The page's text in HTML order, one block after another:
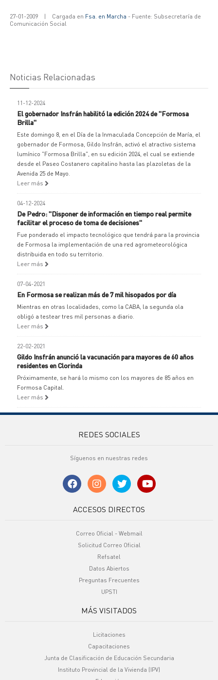
27-01-2009 | Cargada en Fsa. en Marcha - Fuente: Subsecretaría de
Comunicación Social
Noticias Relacionadas
11-12-2024
El gobernador Insfrán habilitó la edición 2024 de "Formosa
Brilla"
Este domingo 8, en el Día de la Inmaculada Concepción de María, el
gobernador de Formosa, Gildo Insfrán, activó el atractivo sistema
lumínico "Formosa Brilla", en su edición 2024, el cual se extiende
desde el Paseo Costanero capitalino hasta las plazoletas de la
Avenida 25 de Mayo.
Leer más
04-12-2024
De Pedro: "Disponer de información en tiempo real permite
facilitar el proceso de toma de decisiones"
Fue ponderado el impacto tecnológico que tendrá para la provincia
de Formosa la implementación de una red agrometeorológica
distribuida en todo su territorio.
Leer más
07-04-2021
En Formosa se realizan más de 7 mil hisopados por día
Mientras en otras localidades, como la CABA, la segunda ola
obligó a testear tres mil personas a diario.
Leer más
22-02-2021
Gildo Insfrán anunció la vacunación para mayores de 60 años
residentes en Clorinda
Próximamente, se hará lo mismo con los mayores de 85 años en
Formosa Capital.
Leer más
REDES SOCIALES
Síguenos en nuestras redes
ACCESOS DIRECTOS
Correo Oficial - Webmail
Solicitud Correo Oficial
Refsatel
Datos Abiertos
Preguntas Frecuentes
UPSTI
MÁS VISITADOS
Licitaciones
Capacitaciones
Junta de Clasificación de Educación Secundaria
Instituto Provincial de la Vivienda (IPV)